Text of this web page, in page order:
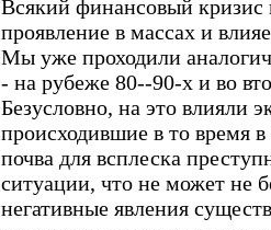
Всякий финансовый кризис
проявление в массах и
Мы уже проходили
- на рубеже 80--90-х и во
Безусловно, на это влияли
происходившие в то время в
почва для всплеска
ситуации, что не может не
негативные явления